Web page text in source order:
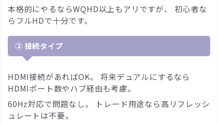
本格的にやるならWQHD以上もアリですが、 初心者な
らフルHDで十分です。
② 接続タイプ
HDMI接続があればOK。 将来デュアルにするなら
HDMIポート数やハブ経由も考慮。
60Hz対応で問題なし。 トレード用途なら高リフレッシ
ュレートは不要。